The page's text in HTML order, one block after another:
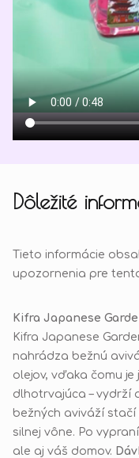
Dôležité
Tieto informácie
upozornenia pre
Kifra Japanese
Kifra Japanese
nahrádza bežnú
olejov, vďaka čomu
dlhotrvajúca – vydrží
bežných aviváží
silnej vône. Po
ale aj váš domov.